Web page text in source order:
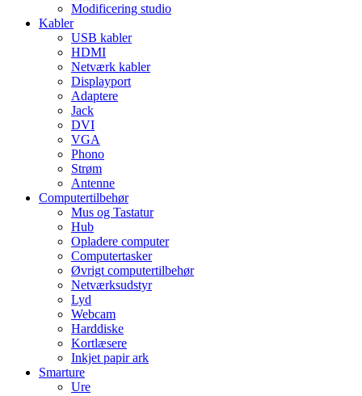
Modificering studio
Kabler
USB kabler
HDMI
Netværk kabler
Displayport
Adaptere
Jack
DVI
VGA
Phono
Strøm
Antenne
Computertilbehør
Mus og Tastatur
Hub
Opladere computer
Computertasker
Øvrigt computertilbehør
Netværksudstyr
Lyd
Webcam
Harddiske
Kortlæsere
Inkjet papir ark
Smarture
Ure